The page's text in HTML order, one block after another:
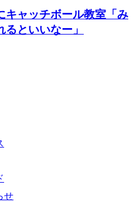
キャッチボール教室「み
といいなー」
せ